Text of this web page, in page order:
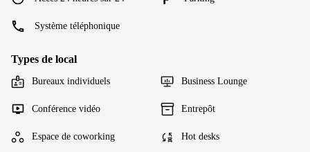
Système téléphonique
Types de local
Bureaux individuels Business Lounge
Conférence vidéo Entrepôt
Espace de coworking Hot desks